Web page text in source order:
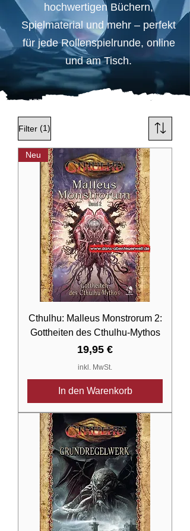
hochwertigen Büchern,
Spielmaterial und mehr – perfekt
für jede Rollenspielrunde, online
und am Tisch.
Filter (1)
Neu
Cthulhu: Malleus Monstrorum 2:
Gottheiten des Cthulhu-Mythos
Preis
19,95 €
inkl. MwSt.
In den Warenkorb